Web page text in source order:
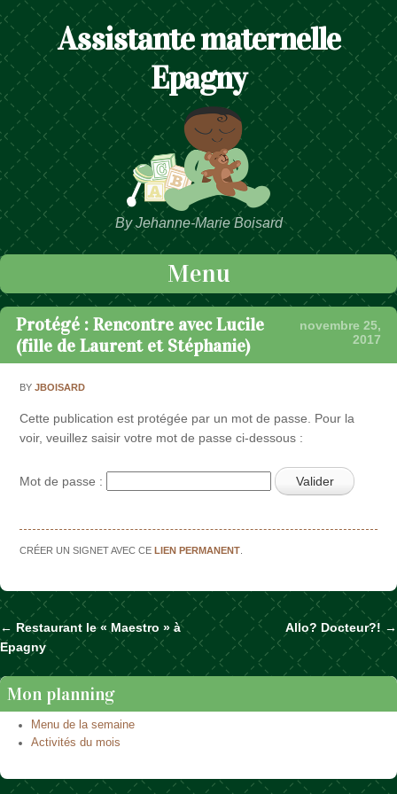
Assistante maternelle
Epagny
By Jehanne-Marie Boisard
Menu
Passer au contenu
Protégé : Rencontre avec Lucile
(fille de Laurent et Stéphanie)
novembre 25,
2017
BYJBOISARD
Cette publication est protégée par un mot de passe. Pour la
voir, veuillez saisir votre mot de passe ci-dessous :
Mot de passe :
CRÉER UN SIGNET AVEC CELIEN PERMANENT
Naviguer dans les articles
← Restaurant le « Maestro » à
Epagny
Allo? Docteur?! →
Mon planning
Menu de la semaine
Activités du mois